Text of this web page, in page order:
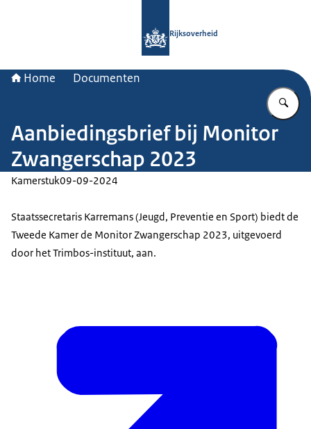
Rijksoverheid
Home Documenten
Aanbiedingsbrief bij Monitor
Zwangerschap 2023
Kamerstuk09-09-2024
Staatssecretaris Karremans (Jeugd, Preventie en Sport) biedt de
Tweede Kamer de Monitor Zwangerschap 2023, uitgevoerd
door het Trimbos-instituut, aan.